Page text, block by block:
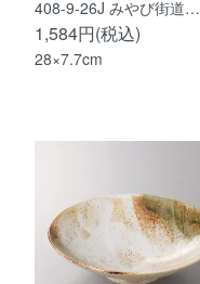
408-9-26J みやび街道…
1,584円(税込)
28×7.7cm